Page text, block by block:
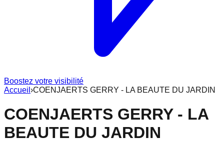
Boostez votre visibilité
Accueil ›COENJAERTS GERRY - LA BEAUTE DU JARDIN
COENJAERTS GERRY - LA
BEAUTE DU JARDIN